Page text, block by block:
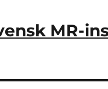
MR-